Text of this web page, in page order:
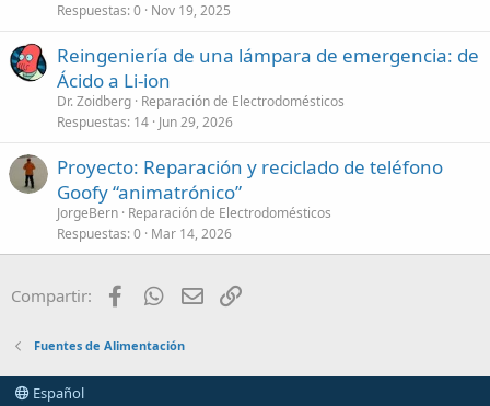
Respuestas 0 Nov 19, 2025
Reingeniería de una lámpara de emergencia: de
Ácido a Li-ion
Dr. Zoidberg Reparación de Electrodomésticos
Respuestas 14 Jun 29, 2026
Proyecto: Reparación y reciclado de teléfono
Goofy “animatrónico”
JorgeBern Reparación de Electrodomésticos
Respuestas 0 Mar 14, 2026
Compartir: FacebookWhatsApp
Email
Fuentes de Alimentación
Español